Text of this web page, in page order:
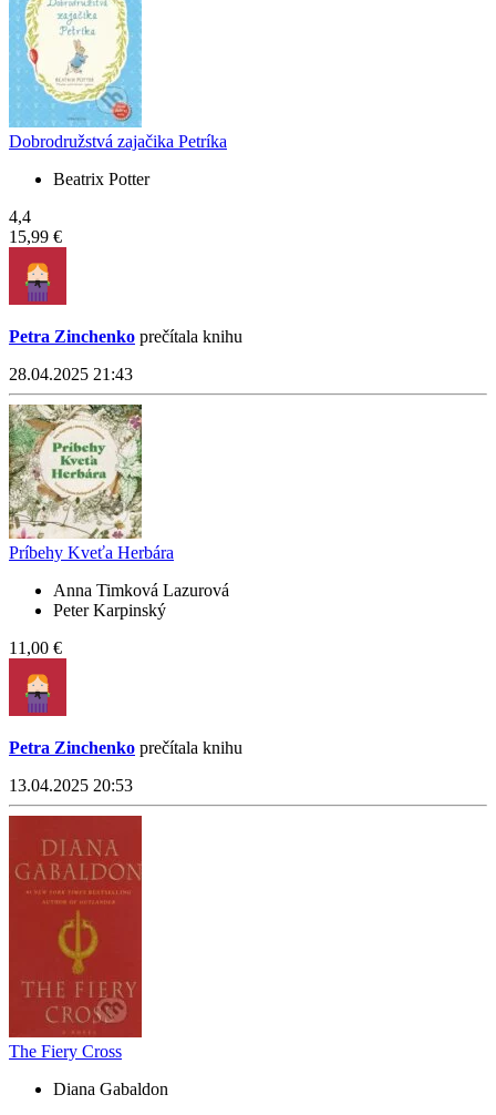
Dobrodružstvá zajačika Petríka
Beatrix Potter
4,4
15,99 €
Petra Zinchenko prečítala knihu
28.04.2025 21:43
Príbehy Kveťa Herbára
Anna Timková Lazurová
Peter Karpinský
11,00 €
Petra Zinchenko prečítala knihu
13.04.2025 20:53
The Fiery Cross
Diana Gabaldon